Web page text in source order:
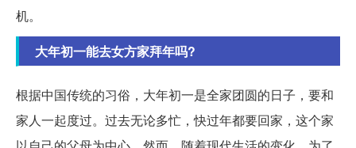
机。
大年初一能去女方家拜年吗?
根据中国传统的习俗，大年初一是全家团圆的日子，要和
家人一起度过。过去无论多忙，快过年都要回家，这个家